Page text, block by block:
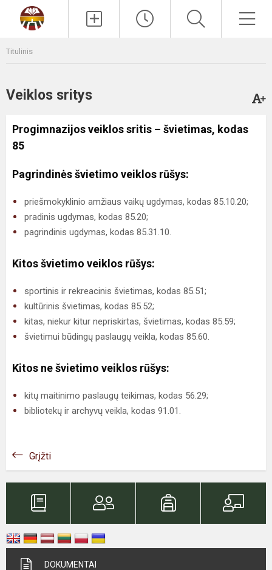
Titulinis
Veiklos sritys
Progimnazijos veiklos sritis – švietimas, kodas
85
Pagrindinės švietimo veiklos rūšys:
priešmokyklinio amžiaus vaikų ugdymas, kodas 85.10.20;
pradinis ugdymas, kodas 85.20;
pagrindinis ugdymas, kodas 85.31.10.
Kitos švietimo veiklos rūšys:
sportinis ir rekreacinis švietimas, kodas 85.51;
kultūrinis švietimas, kodas 85.52;
kitas, niekur kitur nepriskirtas, švietimas, kodas 85.59;
švietimui būdingų paslaugų veikla, kodas 85.60.
Kitos ne švietimo veiklos rūšys:
kitų maitinimo paslaugų teikimas, kodas 56.29;
bibliotekų ir archyvų veikla, kodas 91.01.
Grįžti
DOKUMENTAI